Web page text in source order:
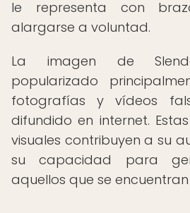
le representa con
alargarse a voluntad.
La imagen de
popularizado
fotografías y vídeos
difundido en internet.
visuales contribuyen a su
su capacidad para
aquellos que se encuentran